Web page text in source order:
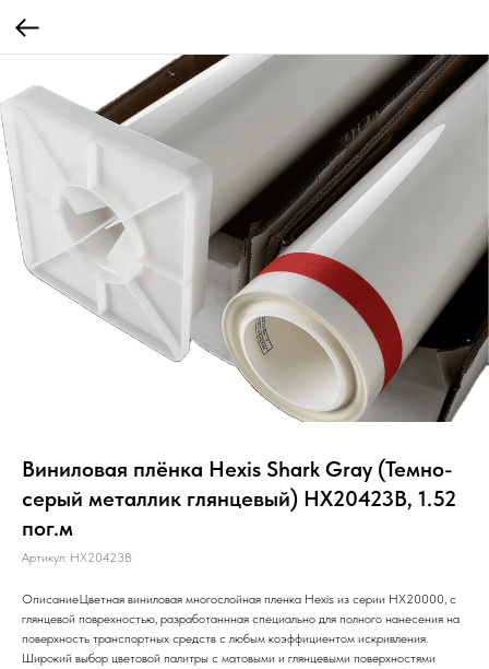
Виниловая плёнка Hexis Shark Gray (Темно-
серый металлик глянцевый) HX20423B, 1.52
пог.м
Артикул: HX20423B
ОписаниеЦветная виниловая многослойная пленка Hexis из серии НХ20000, с
глянцевой поврехностью, разработаннная специально для полного нанесения на
поверхность транспортных средств с любым коэффициентом искривления.
Широкий выбор цветовой палитры с матовыми и глянцевыми поверхностями